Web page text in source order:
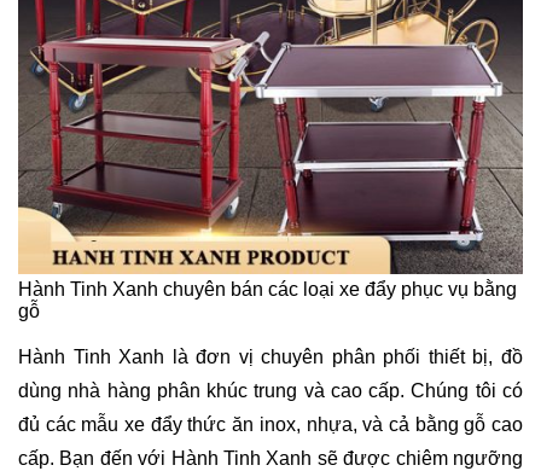
Hành Tinh Xanh chuyên bán các loại xe đẩy phục vụ bằng
gỗ
Hành Tinh Xanh là đơn vị chuyên phân phối thiết bị, đồ
dùng nhà hàng phân khúc trung và cao cấp. Chúng tôi có
đủ các mẫu xe đẩy thức ăn inox, nhựa, và cả bằng gỗ cao
cấp. Bạn đến với Hành Tinh Xanh sẽ được chiêm ngưỡng